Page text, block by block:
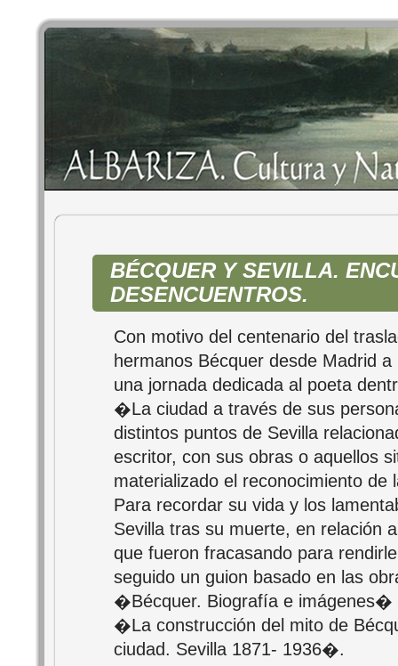
BÉCQUER Y SEVILLA.
DESENCUENTROS.
Con motivo del centenario del
hermanos Bécquer desde Madrid
una jornada dedicada al poeta
�La ciudad a través de sus
distintos puntos de Sevilla
escritor, con sus obras o aquellos
materializado el reconocimiento de
Para recordar su vida y los
Sevilla tras su muerte, en relación
que fueron fracasando para
seguido un guion basado en las
�Bécquer. Biografía e imágenes�
�La construcción del mito de
ciudad. Sevilla 1871- 1936�.